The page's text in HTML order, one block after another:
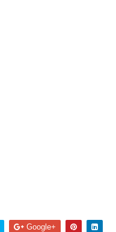
Google+